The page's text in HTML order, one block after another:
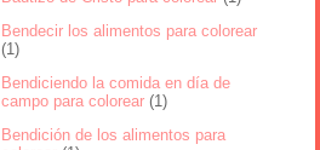
Bendecir los alimentos para colorear
(1)
Bendiciendo la comida en día de
campo para colorear (1)
Bendición de los alimentos para